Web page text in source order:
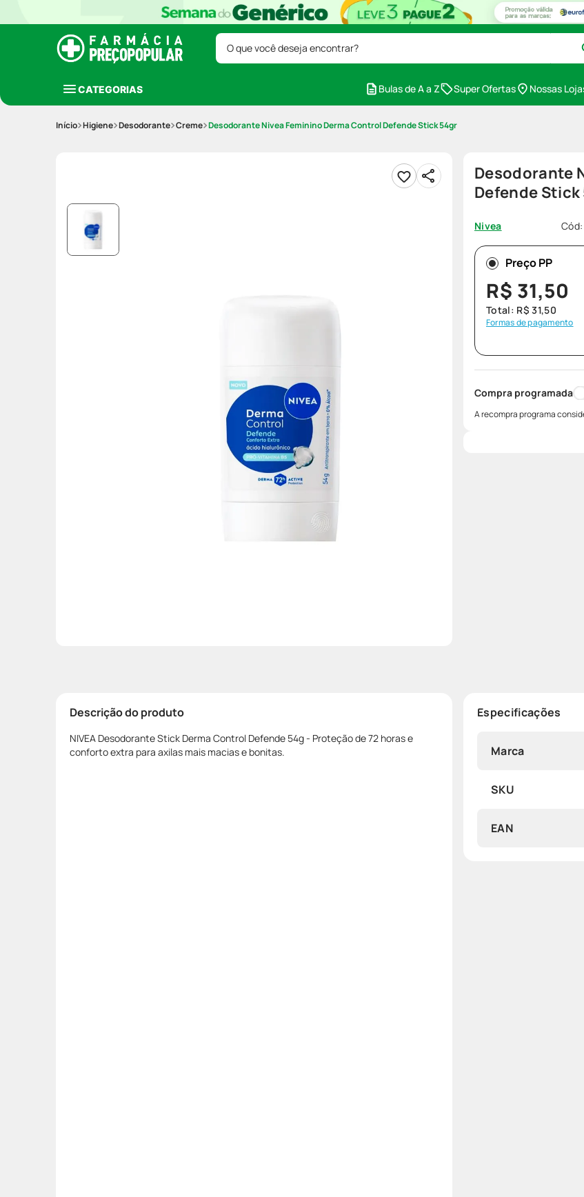
O que você deseja encontrar?
CATEGORIAS Bulas de A a Z Super Ofertas Nossas
Higiene Desodorante Creme Desodorante Nivea Feminino Derma Control Defende Stick 54gr
Desodorante
Defende Stick
Nivea Cód:
Preço PP
R$ 31,50
Total: R$ 31,50
Formas de pagamento
Compra programada
A recompra programa
Descrição do produto
NIVEA Desodorante Stick Derma Control Defende 54g - Proteção de 72 horas e
conforto extra para axilas mais macias e bonitas.
Especificações
Marca
SKU
EAN